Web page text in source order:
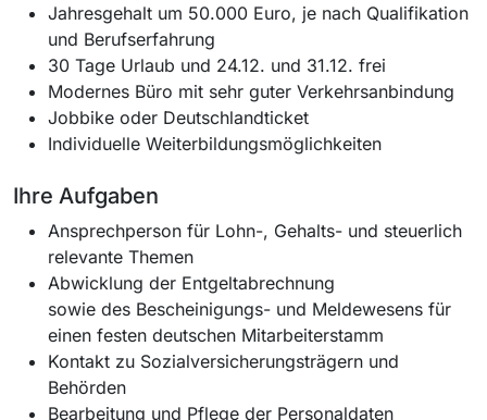
Jahresgehalt um 50.000 Euro, je nach Qualifikation
und Berufserfahrung
30 Tage Urlaub und 24.12. und 31.12. frei
Modernes Büro mit sehr guter Verkehrsanbindung
Jobbike oder Deutschlandticket
Individuelle Weiterbildungsmöglichkeiten
Ihre Aufgaben
Ansprechperson für Lohn-, Gehalts- und steuerlich
relevante Themen
Abwicklung der Entgeltabrechnung
sowie des Bescheinigungs- und Meldewesens für
einen festen deutschen Mitarbeiterstamm
Kontakt zu Sozialversicherungsträgern und
Behörden
Bearbeitung und Pflege der Personaldaten